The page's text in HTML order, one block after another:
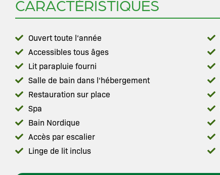
CARACTÉRISTIQUES
Ouvert toute l‘année
Accessibles tous âges
Lit parapluie fourni
Salle de bain dans l‘hébergement
Restauration sur place
Spa
Bain Nordique
Accès par escalier
Linge de lit inclus